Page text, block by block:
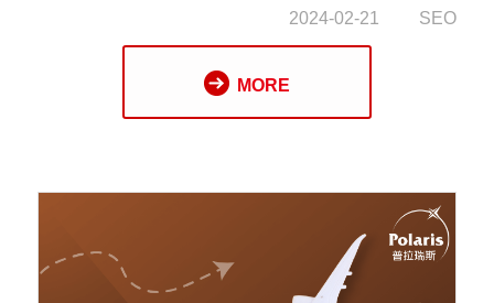
找到，也就無法發揮其應有的效益。因此，如何
讓 Google 搜尋到我的網頁，就成了所有網站經
2024-02-21 SEO
MORE